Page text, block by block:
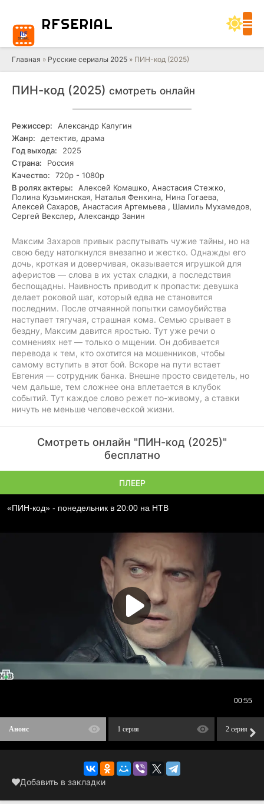
RFSERIAL
Главная » Русские сериалы 2025 » ПИН-код (2025)
ПИН-код (2025) смотреть онлайн
Режиссер:
Александр Калугин
Жанр:
детектив, драма
Год выхода:
2025
Страна:
Россия
Качество:
720р - 1080р
В ролях актеры:
Алексей Комашко, Анастасия Стежко,
Полина Кузьминская, Наталья Фенкина, Нина Гогаева,
Алексей Сахаров, Анастасия Артемьева , Шамиль Мухамедов,
Сергей Векслер, Александр Занин
Максим Захаров привык распутывать чужие тайны, но на
свою беду натолкнулся внезапно и жестко. Однажды его
дочь, кроткая и доверчивая, оказывается игрушкой для
аферистов — слова в их устах сладки, а последствия
беспощадны. Наивность приводит к пропасти: девушка
делает роковой шаг, который едва не становится
последним. После отчаянной попытки самоубийства
наступает тягучая, страшная кома. Семью срывает в
бездну, Максим давится яростью. Тут уже речи о
сомнениях нет — только о мщении. Он добивается
перевода к тем, кто охотится на мошенников, чтобы
самому вступить в этот бой. Вскоре на пути встает
Евгения — сотрудник банка. Внешне просто свидетель, но
чем дальше, тем сложнее она вплетается в клубок
событий. Тут каждое слово режет по-живому, а ставки
ничуть не меньше человеческой жизни.
Смотреть онлайн "ПИН-код (2025)"
бесплатно
ПЛЕЕР
Анонс 1 серия 2 серия
Добавить в закладки